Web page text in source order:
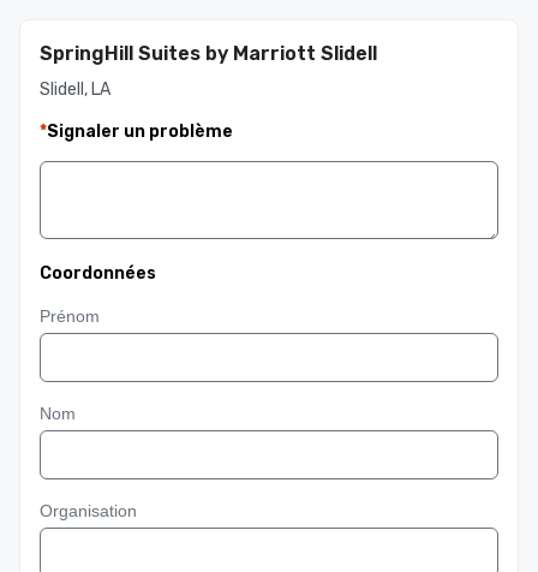
SpringHill Suites by Marriott Slidell
Slidell, LA
*Signaler un problème
Coordonnées
Prénom
Nom
Organisation